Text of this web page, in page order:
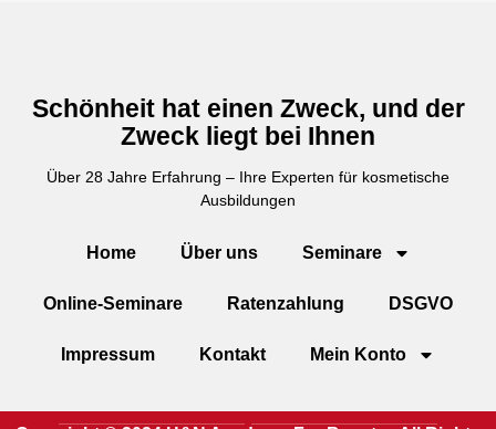
Schönheit hat einen Zweck, und der
Zweck liegt bei Ihnen
Über 28 Jahre Erfahrung – Ihre Experten für kosmetische
Ausbildungen
Home Über uns Seminare
Online-Seminare Ratenzahlung DSGVO
Impressum Kontakt Mein Konto